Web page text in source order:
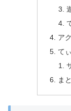
ア
て
ま